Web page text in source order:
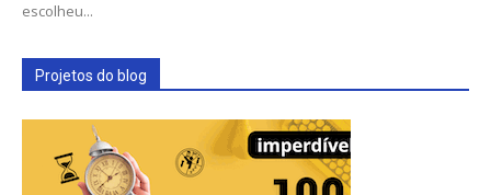
escolheu...
Projetos do blog